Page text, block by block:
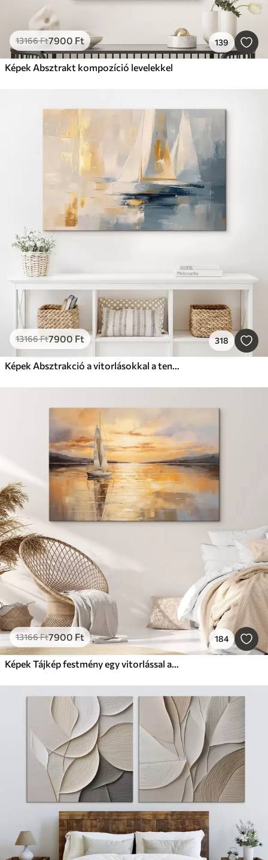
13166Ft7900 Ft 139
Képek Absztrakt kompozíció levelekkel
13166Ft7900 Ft 318
Képek Absztrakció a vitorlásokkal a tengeren, akril stílusban, naplemente
13166Ft7900 Ft 184
Képek Tájkép festmény egy vitorlással a nyugodt tengeren, narancssárga és sárga égbolt, távoli hegyek